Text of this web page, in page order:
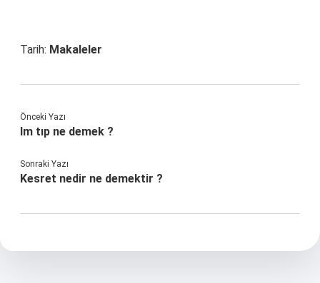
Tarih: Makaleler
Önceki Yazı
Im tıp ne demek ?
Sonraki Yazı
Kesret nedir ne demektir ?